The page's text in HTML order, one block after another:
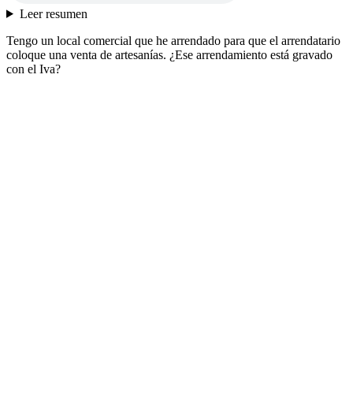
Leer resumen
Tengo un local comercial que he arrendado para que el arrendatario
coloque una venta de artesanías. ¿Ese arrendamiento está gravado
con el Iva?